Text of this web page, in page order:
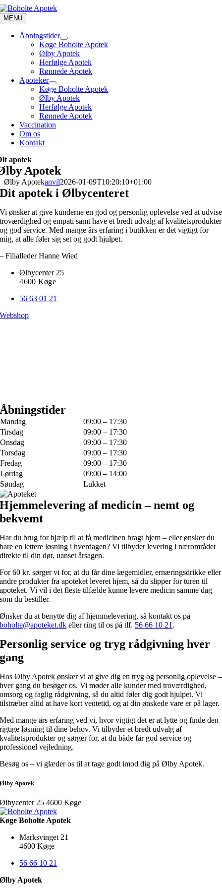
Skip
to
content
MENU
Åbningstider
Køge Boholte Apotek
Ølby Apotek
Herfølge Apotek
Rønnede Apotek
Apoteker
Køge Boholte Apotek
Ølby Apotek
Herfølge Apotek
Rønnede Apotek
Vaccination
Om os
Kontakt
apotek
Apotek
Ølby Apotekanvil2026-01-09T10:20:10+01:00
Dit apotek i Ølbycenteret
Vi ønsker at give kunderne en god og personlig oplevelse ved at udvise
troværdighed og empati samt have et bredt udvalg af kvalitetsprodukter
og god service. Med mange års erfaring i butikken er det vigtigt for
mig, at alle føler sig set og godt hjulpet.
– Filialleder Hanne Wied
Ølbycenter 25
4600 Køge
56 63 01 21
Webshop
Åbningstider
Mandag
09:00 – 17:30
Tirsdag
09:00 – 17:30
Onsdag
09:00 – 17:30
Torsdag
09:00 – 17:30
Fredag
09:00 – 17:30
Lørdag
09:00 – 14:00
Søndag
Lukket
Hjemmelevering af medicin – nemt og
bekvemt
Har du brug for hjælp til at få medicinen bragt hjem – eller ønsker du
bare en lettere løsning i hverdagen? Vi tilbyder levering i nærområdet
direkte til din dør, uanset årsagen.
For 60 kr. sørger vi for, at du får dine lægemidler, ernæringsdrikke eller
andre produkter fra apoteket leveret hjem, så du slipper for turen til
apoteket. Vi vil i det fleste tilfælde kunne levere medicin samme dag
som du bestiller.
Ønsker du at benytte dig af hjemmelevering, så kontakt os på
boholte@apoteket.dk eller ring til os på tlf. 56 66 10 21 .
Personlig service og tryg rådgivning hver
gang
Hos Ølby Apotek ønsker vi at give dig en tryg og personlig oplevelse –
hver gang du besøger os. Vi møder alle kunder med troværdighed,
omsorg og faglig rådgivning, så du altid føler dig godt hjulpet. Vi
tilstræber altid at have kort ventetid, og at din ønskede vare er på lager.
Med mange års erfaring ved vi, hvor vigtigt det er at lytte og finde den
rigtige løsning til dine behov. Vi tilbyder et bredt udvalg af
kvalitetsprodukter og sørger for, at du både får god service og
professionel vejledning.
Besøg os – vi glæder os til at tage godt imod dig på Ølby Apotek.
Ølby Apotek
Ølbycenter 25 4600 Køge
Køge Boholte Apotek
Marksvinget 21
4600 Køge
56 66 10 21
Ølby Apotek